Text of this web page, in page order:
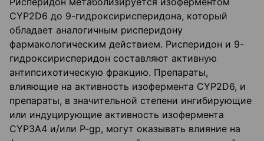
CYP2D6 до 9-гидроксирисперидона, который
обладает аналогичным рисперидону
фармакологическим действием. Рисперидон и 9-
гидроксирисперидон составляют активную
антипсихотическую фракцию. Препараты,
влияющие на активность изофермента CYP2D6, и
препараты, в значительной степени ингибирующие
или индуцирующие активность изофермента
CYP3A4 и/или P-gp, могут оказывать влияние на